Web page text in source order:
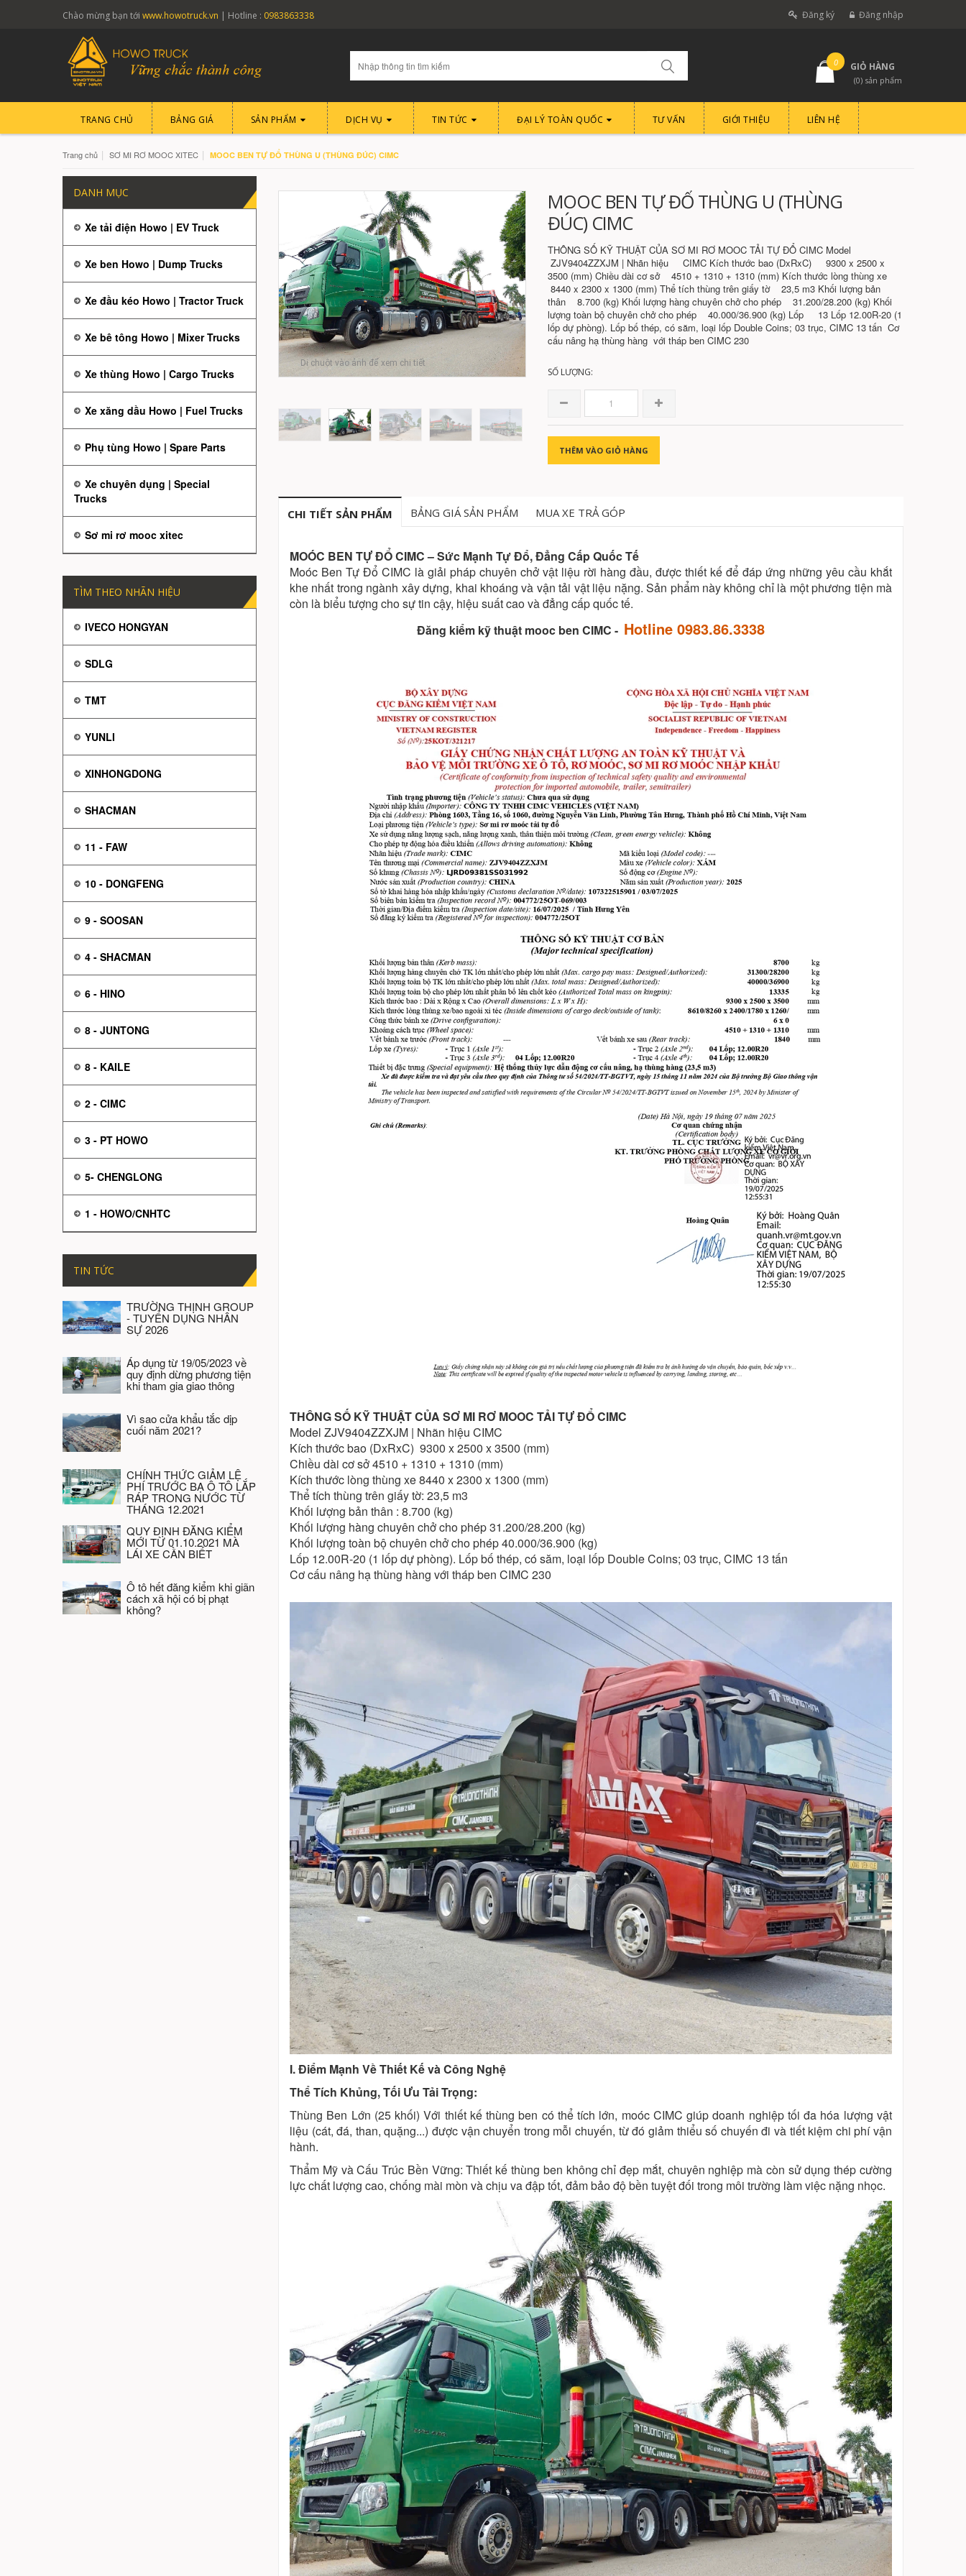
Chào mừng bạn tới www.howotruck.vn | Hotline : 0983863338 Đăng ký Đăng nhập
0 GIỎ HÀNG
(0) sản phẩm
TRANG CHỦ BẢNG GIÁ SẢN PHẨM DỊCH VỤ TIN TỨC ĐẠI LÝ TOÀN QUỐC TƯ VẤN GIỚI THIỆU LIÊN HỆ
Trang chủ | SƠ MI RƠ MOOC XITEC | MOOC BEN TỰ ĐỔ THÙNG U (THÙNG ĐÚC) CIMC
Di chuột vào ảnh để xem chi tiết
MOOC BEN TỰ ĐỔ THÙNG U (THÙNG
ĐÚC) CIMC
THÔNG SỐ KỸ THUẬT CỦA SƠ MI RƠ MOOC TẢI TỰ ĐỔ CIMC Model
ZJV9404ZZXJM | Nhãn hiệu CIMC Kích thước bao (DxRxC) 9300 x 2500 x
3500 (mm) Chiều dài cơ sở 4510 + 1310 + 1310 (mm) Kích thước lòng thùng xe
8440 x 2300 x 1300 (mm) Thể tích thùng trên giấy tờ 23,5 m3 Khối lượng bản
thân 8.700 (kg) Khối lượng hàng chuyên chở cho phép 31.200/28.200 (kg) Khối
lượng toàn bộ chuyên chở cho phép 40.000/36.900 (kg) Lốp 13 Lốp 12.00R-20 (1
lốp dự phòng). Lốp bố thép, có săm, loại lốp Double Coins; 03 trục, CIMC 13 tấn Cơ
cấu nâng hạ thùng hàng với tháp ben CIMC 230
SỐ LƯỢNG:
THÊM VÀO GIỎ HÀNG
CHI TIẾT SẢN PHẨM BẢNG GIÁ SẢN PHẨM MUA XE TRẢ GÓP
MOÓC BEN TỰ ĐỔ CIMC – Sức Mạnh Tự Đổ, Đẳng Cấp Quốc Tế
Moóc Ben Tự Đổ CIMC là giải pháp chuyên chở vật liệu rời hàng đầu, được thiết kế để đáp ứng những yêu cầu khắt
khe nhất trong ngành xây dựng, khai khoáng và vận tải vật liệu nặng. Sản phẩm này không chỉ là một phương tiện mà
còn là biểu tượng cho sự tin cậy, hiệu suất cao và đẳng cấp quốc tế.
Đăng kiểm kỹ thuật mooc ben CIMC - Hotline 0983.86.3338
THÔNG SỐ KỸ THUẬT CỦA SƠ MI RƠ MOOC TẢI TỰ ĐỔ CIMC
Model ZJV9404ZZXJM | Nhãn hiệu CIMC
Kích thước bao (DxRxC) 9300 x 2500 x 3500 (mm)
Chiều dài cơ sở 4510 + 1310 + 1310 (mm)
Kích thước lòng thùng xe 8440 x 2300 x 1300 (mm)
Thể tích thùng trên giấy tờ: 23,5 m3
Khối lượng bản thân : 8.700 (kg)
Khối lượng hàng chuyên chở cho phép 31.200/28.200 (kg)
Khối lượng toàn bộ chuyên chở cho phép 40.000/36.900 (kg)
Lốp 12.00R-20 (1 lốp dự phòng). Lốp bố thép, có săm, loại lốp Double Coins; 03 trục, CIMC 13 tấn
Cơ cấu nâng hạ thùng hàng với tháp ben CIMC 230
I. Điểm Mạnh Về Thiết Kế và Công Nghệ
Thể Tích Khủng, Tối Ưu Tải Trọng:
Thùng Ben Lớn (25 khối) Với thiết kế thùng ben có thể tích lớn, moóc CIMC giúp doanh nghiệp tối đa hóa lượng vật
liệu (cát, đá, than, quặng...) được vận chuyển trong mỗi chuyến, từ đó giảm thiểu số chuyến đi và tiết kiệm chi phí vận
hành.
Thẩm Mỹ và Cấu Trúc Bền Vững: Thiết kế thùng ben không chỉ đẹp mắt, chuyên nghiệp mà còn sử dụng thép cường
lực chất lượng cao, chống mài mòn và chịu va đập tốt, đảm bảo độ bền tuyệt đối trong môi trường làm việc nặng nhọc.
DANH MỤC
Xe tải điện Howo | EV Truck
Xe ben Howo | Dump Trucks
Xe đầu kéo Howo | Tractor Truck
Xe bê tông Howo | Mixer Trucks
Xe thùng Howo | Cargo Trucks
Xe xăng dầu Howo | Fuel Trucks
Phụ tùng Howo | Spare Parts
Xe chuyên dụng | Special
Trucks
Sơ mi rơ mooc xitec
TÌM THEO NHÃN HIỆU
IVECO HONGYAN
SDLG
TMT
YUNLI
XINHONGDONG
SHACMAN
11 - FAW
10 - DONGFENG
9 - SOOSAN
4 - SHACMAN
6 - HINO
8 - JUNTONG
8 - KAILE
2 - CIMC
3 - PT HOWO
5- CHENGLONG
1 - HOWO/CNHTC
TIN TỨC
TRƯỜNG THỊNH GROUP
- TUYỂN DỤNG NHÂN
SỰ 2026
Áp dụng từ 19/05/2023 về
quy định dừng phương tiện
khi tham gia giao thông
Vì sao cửa khẩu tắc dịp
cuối năm 2021?
CHÍNH THỨC GIẢM LỆ
PHÍ TRƯỚC BẠ Ô TÔ LẮP
RÁP TRONG NƯỚC TỪ
THÁNG 12.2021
QUY ĐỊNH ĐĂNG KIỂM
MỚI TỪ 01.10.2021 MÀ
LÁI XE CẦN BIẾT
Ô tô hết đăng kiểm khi giãn
cách xã hội có bị phạt
không?